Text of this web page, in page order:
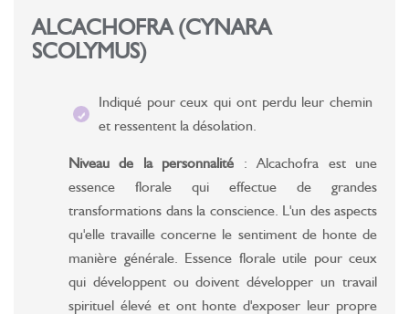
ALCACHOFRA (CYNARA
SCOLYMUS)
Indiqué pour ceux qui ont perdu leur chemin
et ressentent la désolation.
Niveau de la personnalité : Alcachofra est une
essence florale qui effectue de grandes
transformations dans la conscience. L'un des aspects
qu'elle travaille concerne le sentiment de honte de
manière générale. Essence florale utile pour ceux
qui développent ou doivent développer un travail
spirituel élevé et ont honte d'exposer leur propre